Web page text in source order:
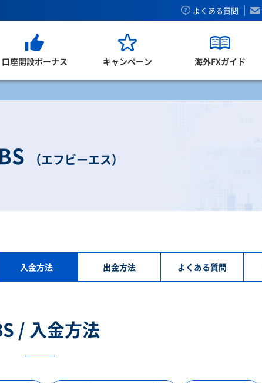
よくある質問
口座開設ボーナス キャンペーン 海外FXガイド
（エフビーエス）
入金方法 出金方法 よくある質問
/ 入金方法